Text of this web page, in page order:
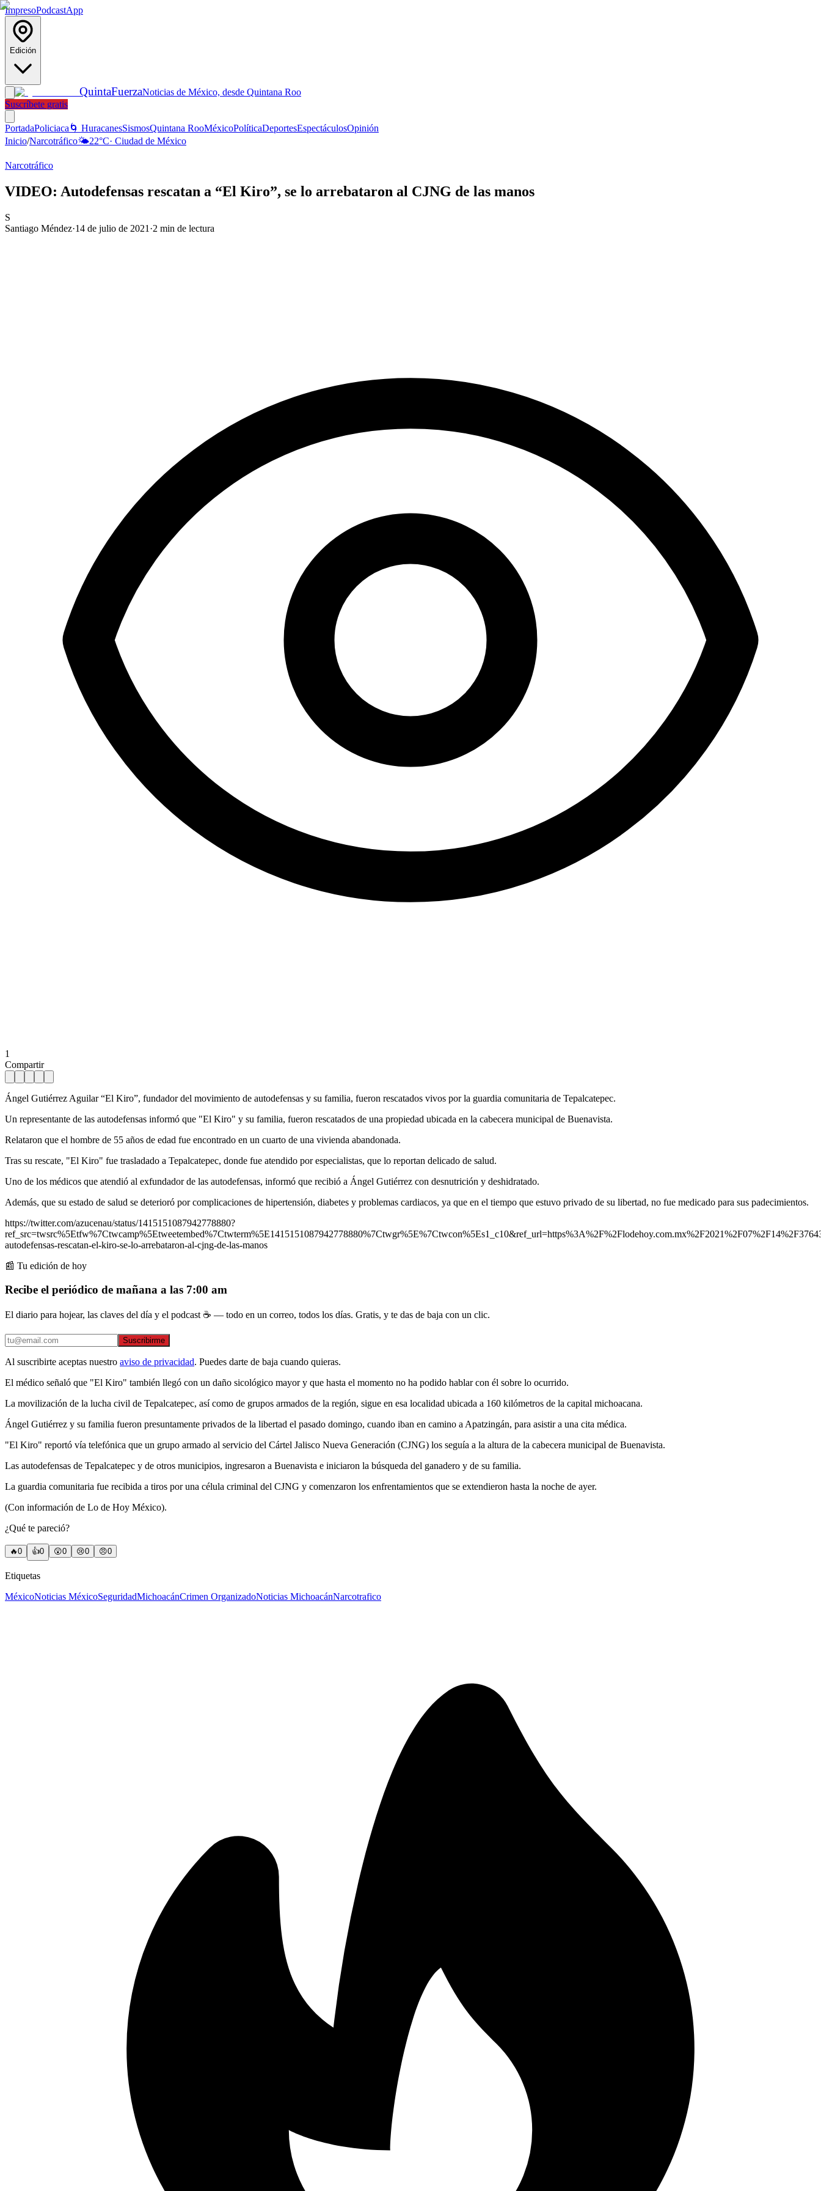
ImpresoPodcastApp
Edición
QuintaFuerzaNoticias de México, desde Quintana Roo
Suscríbete gratis
PortadaPoliciaca 🌀 HuracanesSismosQuintana RooMéxicoPolíticaDeportesEspectáculosOpinión
Inicio/Narcotráfico🌤️22°C· Ciudad de México
Narcotráfico
VIDEO: Autodefensas rescatan a “El Kiro”, se lo arrebataron al CJNG de las manos
S
Santiago Méndez·14 de julio de 2021 ·2 min de lectura
1
Compartir
Ángel Gutiérrez Aguilar “El Kiro”, fundador del movimiento de autodefensas y su familia, fueron rescatados vivos por la guardia comunitaria de Tepalcatepec.
Un representante de las autodefensas informó que "El Kiro" y su familia, fueron rescatados de una propiedad ubicada en la cabecera municipal de Buenavista.
Relataron que el hombre de 55 años de edad fue encontrado en un cuarto de una vivienda abandonada.
Tras su rescate, "El Kiro" fue trasladado a Tepalcatepec, donde fue atendido por especialistas, que lo reportan delicado de salud.
Uno de los médicos que atendió al exfundador de las autodefensas, informó que recibió a Ángel Gutiérrez con desnutrición y deshidratado.
Además, que su estado de salud se deterioró por complicaciones de hipertensión, diabetes y problemas cardiacos, ya que en el tiempo que estuvo privado de su libertad, no fue medicado para sus padecimientos.
https://twitter.com/azucenau/status/1415151087942778880?
autodefensas-rescatan-el-kiro-se-lo-arrebataron-al-cjng-de-las-manos
📰 Tu edición de hoy
Recibe el periódico de mañana a las 7:00 am
El diario para hojear, las claves del día y el podcast ☕ — todo en un correo, todos los días. Gratis, y te das de baja con un clic.
Suscribirme
Al suscribirte aceptas nuestro aviso de privacidad. Puedes darte de baja cuando quieras.
El médico señaló que "El Kiro" también llegó con un daño sicológico mayor y que hasta el momento no ha podido hablar con él sobre lo ocurrido.
La movilización de la lucha civil de Tepalcatepec, así como de grupos armados de la región, sigue en esa localidad ubicada a 160 kilómetros de la capital michoacana.
Ángel Gutiérrez y su familia fueron presuntamente privados de la libertad el pasado domingo, cuando iban en camino a Apatzingán, para asistir a una cita médica.
"El Kiro" reportó vía telefónica que un grupo armado al servicio del Cártel Jalisco Nueva Generación (CJNG) los seguía a la altura de la cabecera municipal de Buenavista.
Las autodefensas de Tepalcatepec y de otros municipios, ingresaron a Buenavista e iniciaron la búsqueda del ganadero y de su familia.
La guardia comunitaria fue recibida a tiros por una célula criminal del CJNG y comenzaron los enfrentamientos que se extendieron hasta la noche de ayer.
(Con información de Lo de Hoy México).
¿Qué te pareció?
🔥0 👍0 😲0 😢0 😠0
Etiquetas
MéxicoNoticias MéxicoSeguridadMichoacánCrimen OrganizadoNoticias MichoacánNarcotrafico